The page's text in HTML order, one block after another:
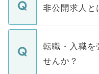
登録内容を確
ます。通常、5
いただきます
非公開求人と
マイナビ
うち約3割は、
けない「非公
下記の理由に
転職・入職を
せんか？